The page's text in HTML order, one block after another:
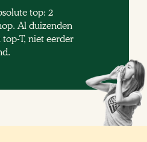
top: 2
Al duizenden
T, niet eerder